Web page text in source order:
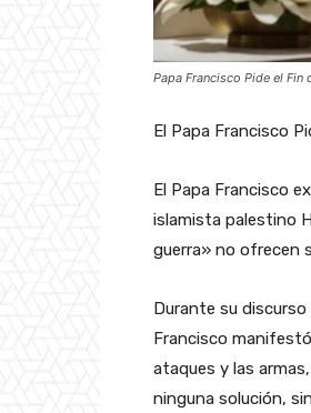
Papa Francisco Pide el Fin
El Papa Francisco
El Papa Francisco
islamista palestino
guerra» no ofrecen
Durante su
Francisco
ataques y las
ninguna solución,